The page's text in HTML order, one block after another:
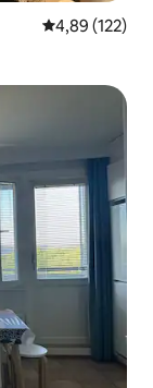
Gemiddelde
4,89 (122)